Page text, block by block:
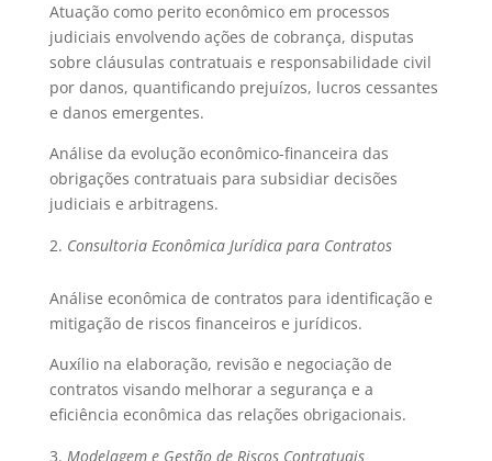
Atuação como perito econômico em processos
judiciais envolvendo ações de cobrança, disputas
sobre cláusulas contratuais e responsabilidade civil
por danos, quantificando prejuízos, lucros cessantes
e danos emergentes.
Análise da evolução econômico-financeira das
obrigações contratuais para subsidiar decisões
judiciais e arbitragens.
Consultoria Econômica Jurídica para Contratos
Análise econômica de contratos para identificação e
mitigação de riscos financeiros e jurídicos.
Auxílio na elaboração, revisão e negociação de
contratos visando melhorar a segurança e a
eficiência econômica das relações obrigacionais.
Modelagem e Gestão de Riscos Contratuais